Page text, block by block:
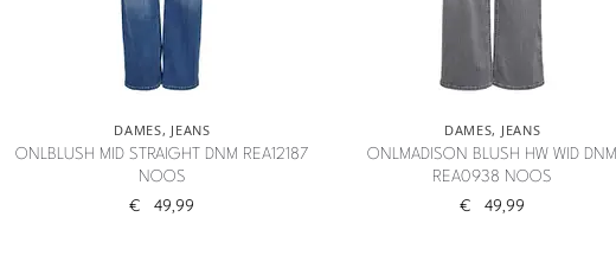
DAMES, JEANS
ONLBLUSH MID STRAIGHT DNM REA12187
NOOS
€ 49,99
DAMES, JEANS
ONLMADISON BLUSH HW WID DNM
REA0938 NOOS
€ 49,99